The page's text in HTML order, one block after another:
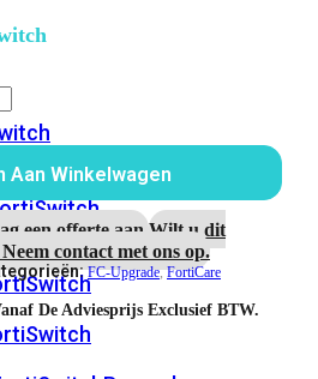
Aan Winkelwagen
een offerte aan.Wilt u dit
contact met ons op.
FC-Upgrade,FortiCare
De Adviesprijs Exclusief BTW.